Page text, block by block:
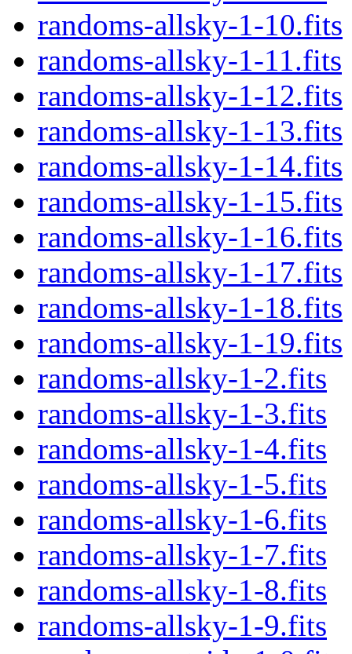
randoms-allsky-1-10.fits
randoms-allsky-1-11.fits
randoms-allsky-1-12.fits
randoms-allsky-1-13.fits
randoms-allsky-1-14.fits
randoms-allsky-1-15.fits
randoms-allsky-1-16.fits
randoms-allsky-1-17.fits
randoms-allsky-1-18.fits
randoms-allsky-1-19.fits
randoms-allsky-1-2.fits
randoms-allsky-1-3.fits
randoms-allsky-1-4.fits
randoms-allsky-1-5.fits
randoms-allsky-1-6.fits
randoms-allsky-1-7.fits
randoms-allsky-1-8.fits
randoms-allsky-1-9.fits